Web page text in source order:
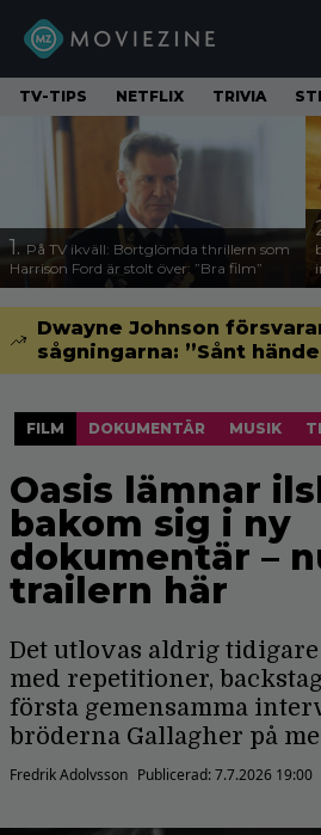
TV-TIPS NETFLIX TRIVIA
1. På TV ikväll: Bortglömda thrillern som
Harrison Ford är stolt över: ”Bra film”
Dwayne Johnson
sågningarna: ”Sånt
FILM DOKUMENTÄR MUSIK
Oasis lämnar
bakom sig i ny
dokumentär –
trailern här
Det utlovas aldrig
med repetitioner,
första gemensamma
bröderna Gallagher på
Fredrik Adolvsson Publicerad:7.7.2026 19:00